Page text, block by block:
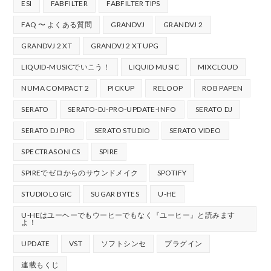
ESI FABFILTER FABFILTER TIPS
FAQ 〜 よくある質問 GRANDVJ GRANDVJ 2
GRANDVJ 2 XT GRANDVJ 2 XT UPG
LIQUID-MUSICでいこう！ LIQUID MUSIC MIXCLOUD
NUMA COMPACT 2 PICKUP RELOOP ROB PAPEN
SERATO SERATO-DJ-PRO-UPDATE-INFO SERATO DJ
SERATO DJ PRO SERATO STUDIO SERATO VIDEO
SPECTRASONICS SPIRE
SPIREでゼロからのサウンドメイク SPOTIFY
STUDIOLOGIC SUGAR BYTES U-HE
U-HEはユーヘーでもウーヒーでもなく『ユーヒー』と読みます
よ！
UPDATE VST ソフトシンセ プラグイン
連載もくじ